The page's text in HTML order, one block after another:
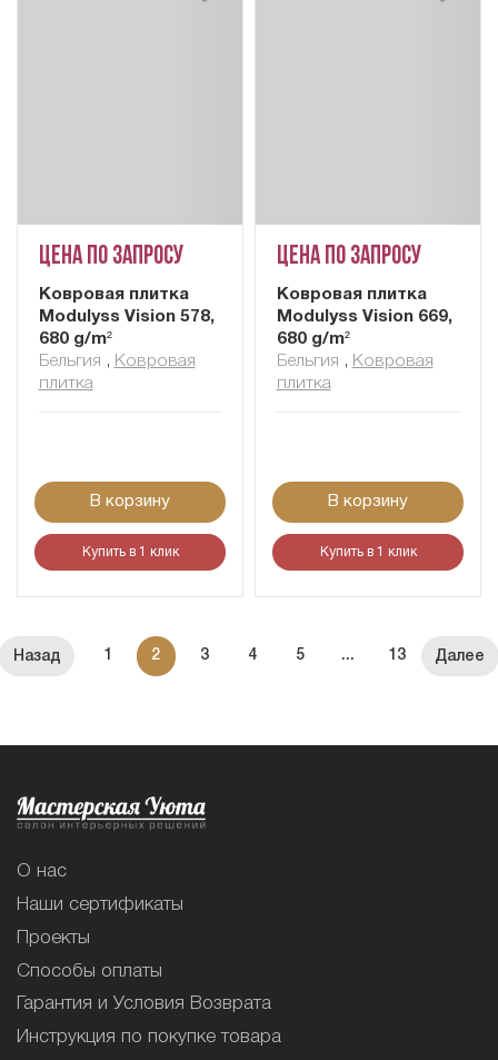
Цена по запросу
Ковровая плитка
Modulyss Vision 578,
680 g/m²
Бельгия , Ковровая
плитка
В корзину
Купить в 1 клик
Цена по запросу
Ковровая плитка
Modulyss Vision 669,
680 g/m²
Бельгия , Ковровая
плитка
В корзину
Купить в 1 клик
1 2 3 4 5 ... 13
О нас
Наши сертификаты
Проекты
Способы оплаты
Гарантия и Условия Возврата
Инструкция по покупке товара